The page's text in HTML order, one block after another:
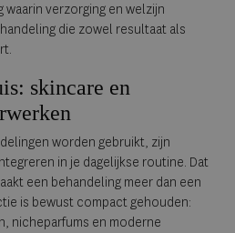
verzorging en welzijn
die zowel resultaat als
skincare en
worden gebruikt, zijn
in je dagelijkse routine. Dat
een behandeling meer dan een
is bewust compact gehouden:
nicheparfums en moderne